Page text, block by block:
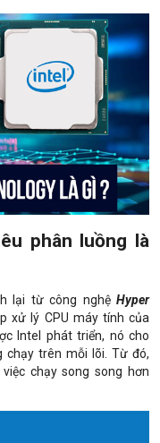
phân luồng là
lại từ công nghệHyper
xử lý CPU máy tính của
Intel phát triển, nó cho
chạy trên mỗi lõi. Từ đó,
chạy song song hơn